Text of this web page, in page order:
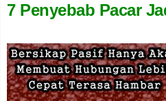
7 Penyebab Pacar